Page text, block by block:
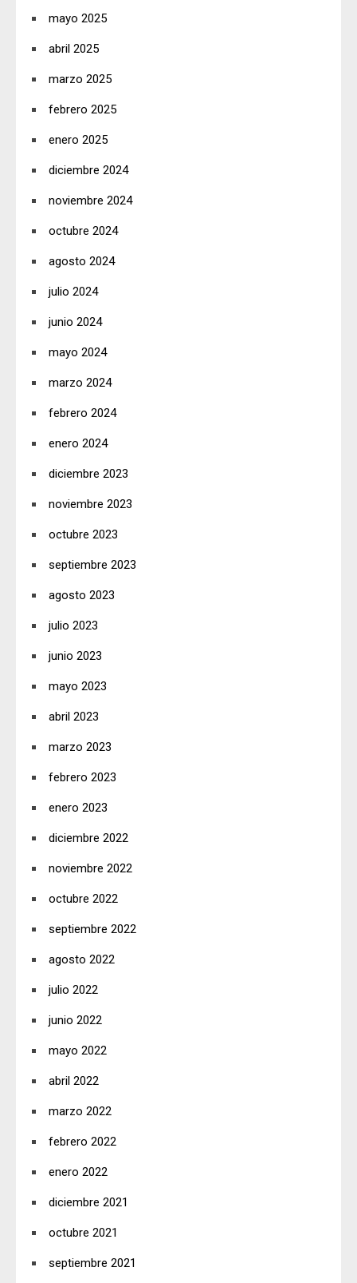
mayo 2025
abril 2025
marzo 2025
febrero 2025
enero 2025
diciembre 2024
noviembre 2024
octubre 2024
agosto 2024
julio 2024
junio 2024
mayo 2024
marzo 2024
febrero 2024
enero 2024
diciembre 2023
noviembre 2023
octubre 2023
septiembre 2023
agosto 2023
julio 2023
junio 2023
mayo 2023
abril 2023
marzo 2023
febrero 2023
enero 2023
diciembre 2022
noviembre 2022
octubre 2022
septiembre 2022
agosto 2022
julio 2022
junio 2022
mayo 2022
abril 2022
marzo 2022
febrero 2022
enero 2022
diciembre 2021
octubre 2021
septiembre 2021